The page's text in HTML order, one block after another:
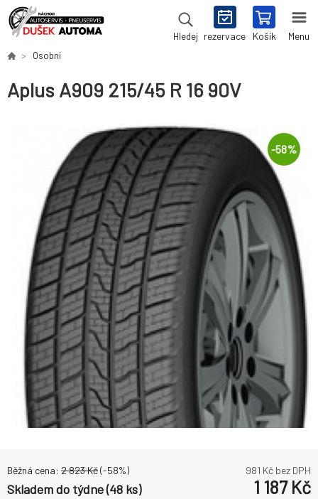
Hledej rezervace Košík Menu
Osobní
Aplus A909 215/45 R 16 90V
-58%
Běžná cena: 2 823Kč(-58%) 981 Kč bez DPH
Skladem do týdne (48 ks) 1 187Kč